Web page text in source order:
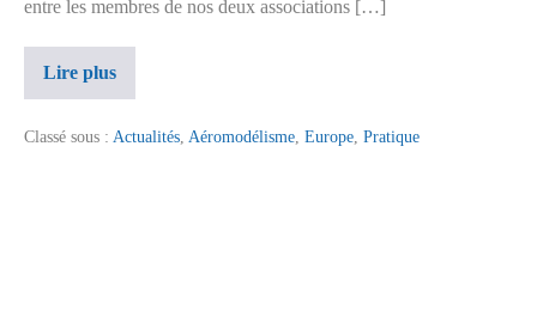
entre les membres de nos deux associations […]
Lire plus
Classé sous : Actualités Aéromodélisme Europe Pratique